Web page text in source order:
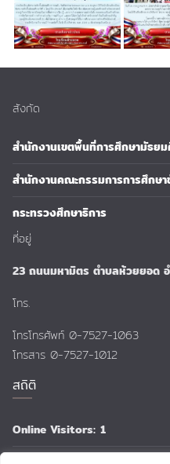
สังกัด
สำนักงานเขตพื้นที่การศึกษามัธย
สำนักงานคณะกรรมการการศึกษ
กระทรวงศึกษาธิการ
ที่อยู่
23 ถนนมหามิตร ตำบลห้วยยอด
โทร.
โทรโทรศัพท์ 0-7527-1063
โทรสาร 0-7527-1012
สถิติ
Online Visitors: 1